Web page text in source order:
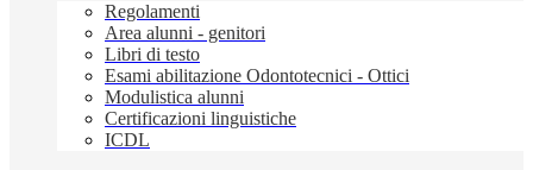
Regolamenti
Area alunni - genitori
Libri di testo
Esami abilitazione Odontotecnici - Ottici
Modulistica alunni
Certificazioni linguistiche
ICDL